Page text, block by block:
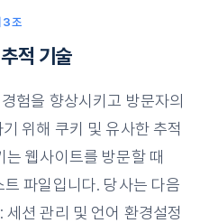
3조
적 기술
험을 향상시키고 방문자의
위해 쿠키 및 유사한 추적
웹사이트를 방문할 때
파일입니다. 당사는 다음
션 관리 및 언어 환경설정